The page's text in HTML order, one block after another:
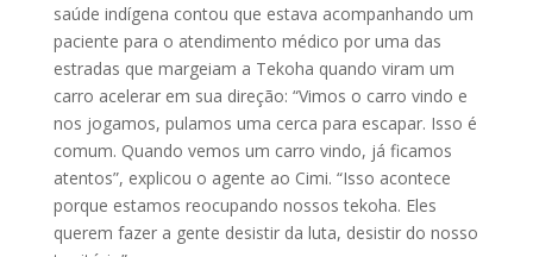
saúde indígena contou que estava acompanhando um
paciente para o atendimento médico por uma das
estradas que margeiam a Tekoha quando viram um
carro acelerar em sua direção: “Vimos o carro vindo e
nos jogamos, pulamos uma cerca para escapar. Isso é
comum. Quando vemos um carro vindo, já ficamos
atentos”, explicou o agente ao Cimi. “Isso acontece
porque estamos reocupando nossos tekoha. Eles
querem fazer a gente desistir da luta, desistir do nosso